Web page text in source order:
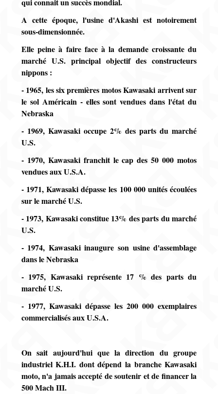
qui connait un succès mondial.
A cette époque, l'usine d'Akashi est notoirement
sous-dimensionnée.
Elle peine à faire face à la demande croissante du
marché U.S. principal objectif des constructeurs
nippons :
- 1965, les six premières motos Kawasaki arrivent sur
le sol Américain - elles sont vendues dans l'état du
Nebraska
- 1969, Kawasaki occupe 2% des parts du marché
U.S.
- 1970, Kawasaki franchit le cap des 50 000 motos
vendues aux U.S.A.
- 1971, Kawasaki dépasse les 100 000 unités écoulées
sur le marché U.S.
- 1973, Kawasaki constitue 13% des parts du marché
U.S.
- 1974, Kawasaki inaugure son usine d'assemblage
dans le Nebraska
- 1975, Kawasaki représente 17 % des parts du
marché U.S.
- 1977, Kawasaki dépasse les 200 000 exemplaires
commercialisés aux U.S.A.
On sait aujourd'hui que la direction du groupe
industriel K.H.I. dont dépend la branche Kawasaki
moto, n'a jamais accepté de soutenir et de financer la
500 Mach III.